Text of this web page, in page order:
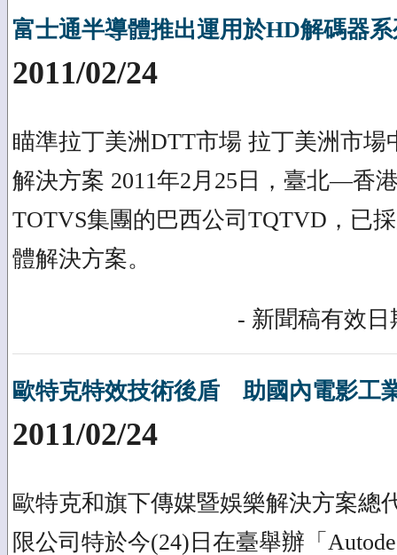
富士通半導體推出運用於HD解碼器
2011/02/24
瞄準拉丁美洲DTT市場 拉丁美洲市場
解決方案 2011年2月25日，臺北—香
TOTVS集團的巴西公司TQTVD，已
體解決方案。
- 新聞稿有效日
歐特克特效技術後盾 助國內電影工
2011/02/24
歐特克和旗下傳媒暨娛樂解決方案總
限公司特於今(24)日在臺舉辦「